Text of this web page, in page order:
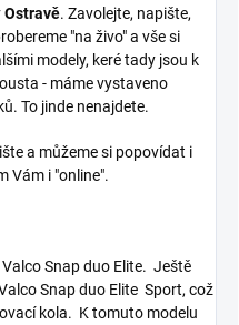
Ostravě. Zavolejte, napište,
"na živo" a vše si
modely, keré tady jsou k
- máme vystaveno
To jinde nenajdete.
a můžeme si popovídat i
Vám i "online".
Snap duo Elite. Ještě
Snap duo Elite Sport, což
kola. K tomuto modelu